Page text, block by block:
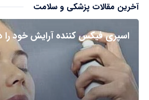
آخرین مقالات پزشکی و سلامت
اسپری فیکس کننده آرایش خود را